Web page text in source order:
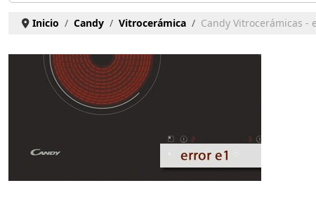
Inicio Candy Vitrocerámica Candy Vitrocerámicas -